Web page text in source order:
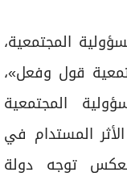
المجتمعية،
قول وفعل»،
المجتمعية
المستدام في
توجه دولة